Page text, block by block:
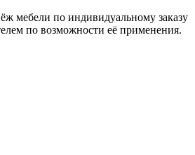
мебели по индивидуальному заказу
по возможности её применения.